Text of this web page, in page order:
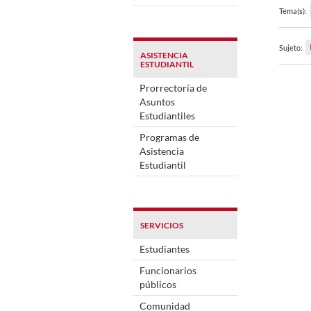
ASISTENCIA
ESTUDIANTIL
Prorrectoría de
Asuntos
Estudiantiles
Programas de
Asistencia
Estudiantil
SERVICIOS
Estudiantes
Funcionarios
públicos
Comunidad
Tema(s):
Sujeto: